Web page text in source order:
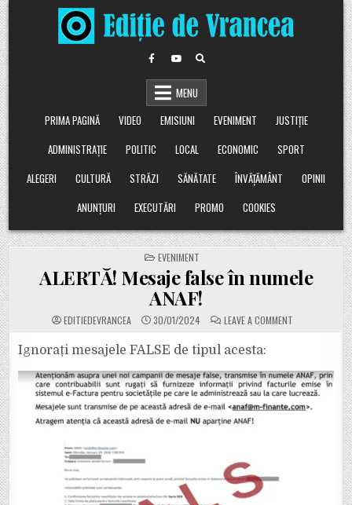
Skip
to
content
MENU
PRIMA PAGINĂ
VIDEO EMISIUNI EVENIMENT
JUSTIȚIE
ADMINISTRAȚIE
POLITIC LOCAL ECONOMIC
SPORT
ALEGERI
CULTURĂ STRĂZI SĂNĂTATE ÎNVĂȚĂMÂNT
OPINII
ANUNȚURI
EXECUTĂRI PROMO COOKIES
POSTED
IN
EVENIMENT
ALERTĂ! Mesaje false în numele
ANAF!
EDITIEDEVRANCEA 30/01/2024 LEAVE A COMMENTON
ALERTĂ!
ANAF!
Ignorați mesajele FALSE de tipul acesta: